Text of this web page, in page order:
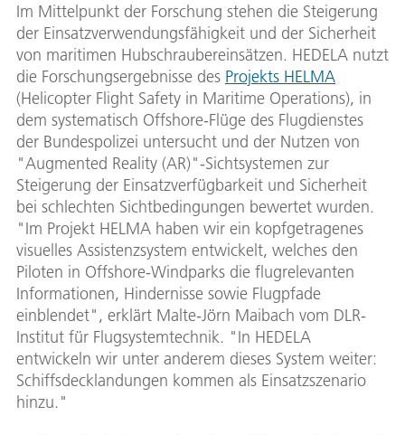
Im Mittelpunkt der Forschung stehen die Steigerung
der Einsatzverwendungsfähigkeit und der Sicherheit
von maritimen Hubschraubereinsätzen. HEDELA nutzt
die Forschungsergebnisse des Projekts HELMA
(Helicopter Flight Safety in Maritime Operations), in
dem systematisch Offshore-Flüge des Flugdienstes
der Bundespolizei untersucht und der Nutzen von
"Augmented Reality (AR)"-Sichtsystemen zur
Steigerung der Einsatzverfügbarkeit und Sicherheit
bei schlechten Sichtbedingungen bewertet wurden.
"Im Projekt HELMA haben wir ein kopfgetragenes
visuelles Assistenzsystem entwickelt, welches den
Piloten in Offshore-Windparks die flugrelevanten
Informationen, Hindernisse sowie Flugpfade
einblendet", erklärt Malte-Jörn Maibach vom DLR-
Institut für Flugsystemtechnik. "In HEDELA
entwickeln wir unter anderem dieses System weiter:
Schiffsdecklandungen kommen als Einsatzszenario
hinzu."